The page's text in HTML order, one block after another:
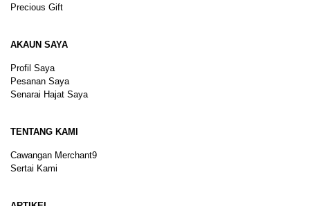
Precious Gift
AKAUN SAYA
Profil Saya
Pesanan Saya
Senarai Hajat Saya
TENTANG KAMI
Cawangan Merchant9
Sertai Kami